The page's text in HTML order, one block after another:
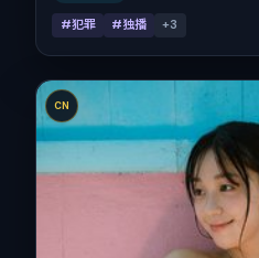
#犯罪 #独播 +3
CN